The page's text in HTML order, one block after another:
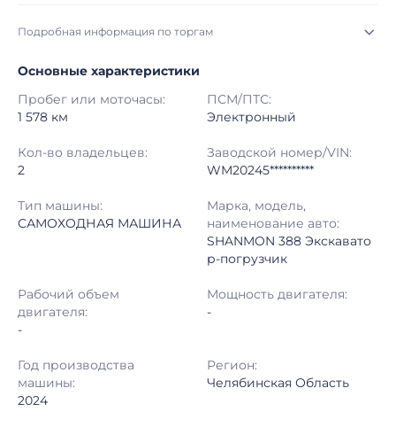
Подробная информация по торгам
Начало торгов: 05.08.2026, 12:48 МСК
Конец торгов: 12.08.2026, 11:08 МСК
Тип аукциона: Открытые торги
Шаг торгов: 50 000 ₽
Регион: Челябинская Область
Основные характеристики
Пробег или моточасы:
1 578 км
ПСМ/ПТС:
Электронный
Кол-во владельцев:
2
Заводской номер/VIN:
WM20245**********
Тип машины:
САМОХОДНАЯ МАШИНА
Марка, модель,
наименование авто:
SHANMON 388 Экскавато
р-погрузчик
Рабочий объем
двигателя:
-
Мощность двигателя:
-
Год производства
машины:
2024
Регион:
Челябинская Область